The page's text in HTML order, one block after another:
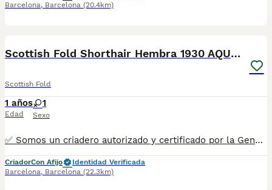
Barcelona, Barcelona (20.4km)
Scottish Fold Shorthair Hembra 1930 AQUANATURA
Scottish Fold
1 años
Edad
1
Sexo
✅ Somos un criadero autorizado y certificado por la Generalitat de Catalunya. PARA MÁS INFORMACIÓN: ☎️ 933095977 📱 685878504 / 674320847 💻 www.aquanatura.es 🚙 Hacemos envíos 📌 Calle Roger de Flor 45, muy cerca del Arc de Triomf de Barcelona, de Lunes a Sábados, desde las 10h hasta las 20:00h. Se entregan con la mayoría de sus vacunas, desparasitados interna y externamente, con microchip y su registro, cartilla sanitaria y contrato de garantías, bajo la supervisión de nuestro equipo veterinario.
CriadorCon Afijo
Identidad Verificada
Barcelona, Barcelona (22.3km)